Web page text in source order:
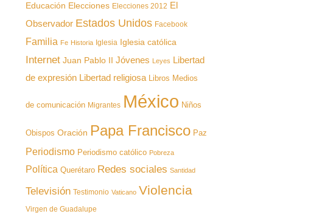
Educación Elecciones Elecciones 2012 El
Observador Estados Unidos Facebook
Familia Fe Historia Iglesia Iglesia católica
Internet Juan Pablo II Jóvenes Leyes Libertad
de expresión Libertad religiosa Libros Medios
de comunicación Migrantes México Niños
Obispos Oración Papa Francisco Paz
Periodismo Periodismo católico Pobreza
Política Querétaro Redes sociales Santidad
Televisión Testimonio Vaticano Violencia
Virgen de Guadalupe